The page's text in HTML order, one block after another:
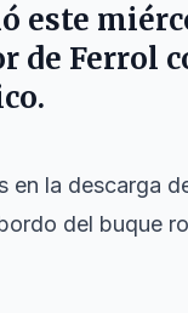
de Ferrol
en la descarga
del buque